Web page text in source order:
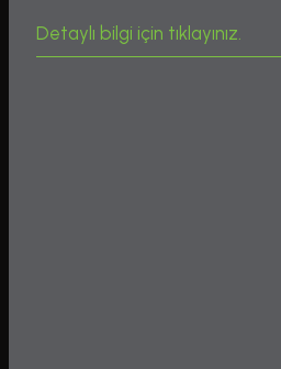
Detaylı bilgi için tıklayınız.